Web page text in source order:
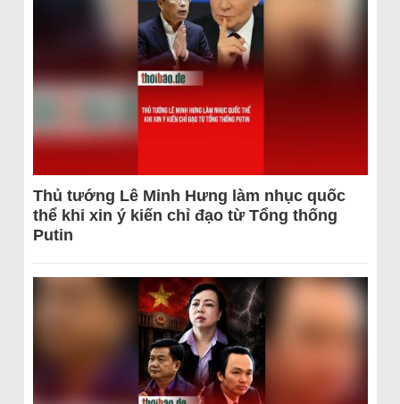
Thủ tướng Lê Minh Hưng làm nhục quốc
thể khi xin ý kiến chỉ đạo từ Tổng thống
Putin